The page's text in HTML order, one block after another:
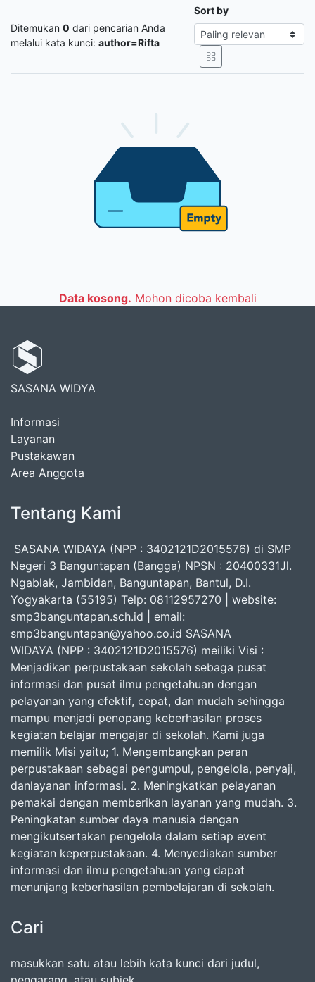
Ditemukan 0 dari pencarian Anda
melalui kata kunci: author=Rifta
Sort by
Data kosong. Mohon dicoba kembali
SASANA WIDYA
Informasi
Layanan
Pustakawan
Area Anggota
Tentang Kami
SASANA WIDAYA (NPP : 3402121D2015576) di SMP
Negeri 3 Banguntapan (Bangga) NPSN : 20400331Jl.
Ngablak, Jambidan, Banguntapan, Bantul, D.I.
Yogyakarta (55195) Telp: 08112957270 | website:
smp3banguntapan.sch.id | email:
smp3banguntapan@yahoo.co.id SASANA
WIDAYA (NPP : 3402121D2015576) meiliki Visi :
Menjadikan perpustakaan sekolah sebaga pusat
informasi dan pusat ilmu pengetahuan dengan
pelayanan yang efektif, cepat, dan mudah sehingga
mampu menjadi penopang keberhasilan proses
kegiatan belajar mengajar di sekolah. Kami juga
memilik Misi yaitu; 1. Mengembangkan peran
perpustakaan sebagai pengumpul, pengelola, penyaji,
danlayanan informasi. 2. Meningkatkan pelayanan
pemakai dengan memberikan layanan yang mudah. 3.
Peningkatan sumber daya manusia dengan
mengikutsertakan pengelola dalam setiap event
kegiatan keperpustakaan. 4. Menyediakan sumber
informasi dan ilmu pengetahuan yang dapat
menunjang keberhasilan pembelajaran di sekolah.
Cari
masukkan satu atau lebih kata kunci dari judul,